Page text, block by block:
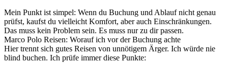
Mein Punkt ist simpel: Wenn du Buchung und Ablauf nicht genau
prüfst, kaufst du vielleicht Komfort, aber auch Einschränkungen.
Das muss kein Problem sein. Es muss nur zu dir passen.
Marco Polo Reisen: Worauf ich vor der Buchung achte
Hier trennt sich gutes Reisen von unnötigem Ärger. Ich würde nie
blind buchen. Ich prüfe immer diese Punkte: